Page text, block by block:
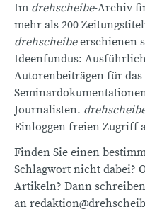
Im drehscheibe-Archiv
mehr als 200
drehscheibeerschienen
Ideenfundus:
Autorenbeiträgen für das
Journalisten.
Einloggen freien Zugriff
Finden Sie einen
Schlagwort nicht dabei?
Artikeln? Dann
an